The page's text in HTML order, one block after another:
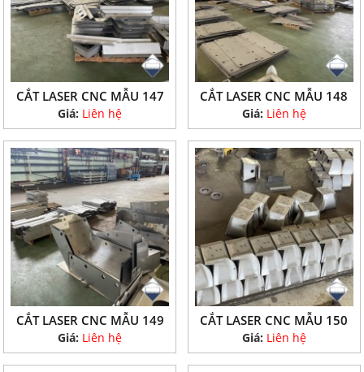
CẮT LASER CNC MẪU 147
Giá: Liên hệ
CẮT LASER CNC MẪU 148
Giá: Liên hệ
CẮT LASER CNC MẪU 149
Giá: Liên hệ
CẮT LASER CNC MẪU 150
Giá: Liên hệ